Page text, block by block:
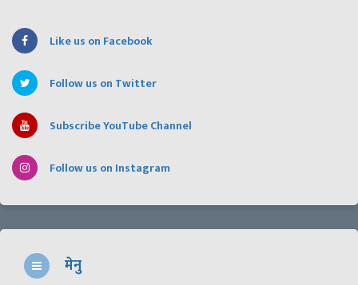
Like us on Facebook
Follow us on Twitter
Subscribe YouTube Channel
Follow us on Instagram
मेनु